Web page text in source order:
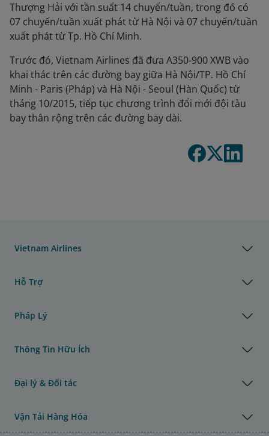
Thượng Hải với tần suất 14 chuyến/tuần, trong đó có
07 chuyến/tuần xuất phát từ Hà Nội và 07 chuyến/tuần
xuất phát từ Tp. Hồ Chí Minh.
Trước đó, Vietnam Airlines đã đưa A350-900 XWB vào
khai thác trên các đường bay giữa Hà Nội/TP. Hồ Chí
Minh - Paris (Pháp) và Hà Nội - Seoul (Hàn Quốc) từ
tháng 10/2015, tiếp tục chương trình đổi mới đội tàu
bay thân rộng trên các đường bay dài.
Vietnam Airlines
Hỗ Trợ
Pháp Lý
Thông Tin Hữu Ích
Đại lý & Đối tác
Vận Tải Hàng Hóa